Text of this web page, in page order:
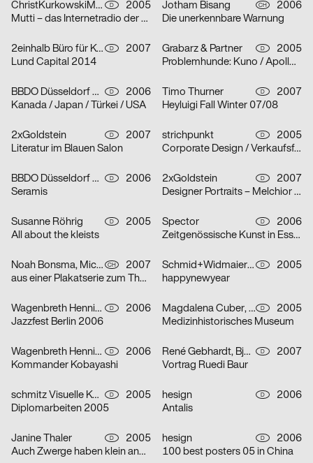
ChristKurkowskiMannsSchmidt D
2005
Mutti – das Internetradio der Kunsthochschule Berlin-Weißensee
Jotham Bisang CH
2006
Die unerkennbare Warnung
2einhalb Büro für Kommunikation, Camilla Ander, Anna Norberg D
2007
Lund Capital 2014
Grabarz & Partner D
2005
Problemhunde: Kuno / Apollo / Beverly
BBDO Düsseldorf GmbH D
2006
Kanada / Japan / Türkei / USA
Timo Thurner D
2007
Heyluigi Fall Winter 07/08
2xGoldstein D
2007
Literatur im Blauen Salon
strichpunkt D
2005
Corporate Design / Verkaufsförderung / Text
BBDO Düsseldorf GmbH D
2006
Seramis
2xGoldstein D
2007
Designer Portraits – Melchior Imboden
Susanne Röhrig D
2005
All about the kleists
Spector D
2006
Zeitgenössische Kunst in Essen
Noah Bonsma, Michael Flückiger, Sabrina Tiller CH
2007
aus einer Plakatserie zum Thema Integration
Schmid+Widmaier Design D
2005
happynewyear
Wagenbreth Henning D
2006
Jazzfest Berlin 2006
Magdalena Cuber, Manuel Rigel D
2005
Medizinhistorisches Museum
Wagenbreth Henning D
2006
Kommander Kobayashi
René Gebhardt, Björn Kernspeckt, Sebastian Locke D
2007
Vortrag Ruedi Baur
schmitz Visuelle Kommunikation D
2005
Diplomarbeiten 2005
hesign D
2006
Antalis
Janine Thaler D
2005
Auch Zwerge haben klein angefangen
hesign D
2006
100 best posters 05 in China